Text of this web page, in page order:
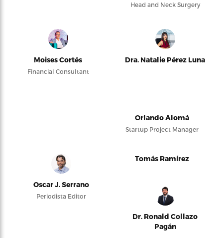
Head and Neck Surgery
Moises Cortés
Financial Consultant
Dra. Natalie Pérez Luna
Orlando Alomá
Startup Project Manager
Oscar J. Serrano
Periodista Editor
Tomás Ramírez
Dr. Ronald Collazo
Pagán